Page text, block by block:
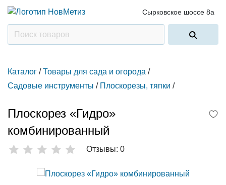
Сырковское шоссе 8а
Каталог / Товары для сада и огорода /
Садовые инструменты / Плоскорезы, тяпки /
Плоскорез «Гидро»
комбинированный
Отзывы: 0